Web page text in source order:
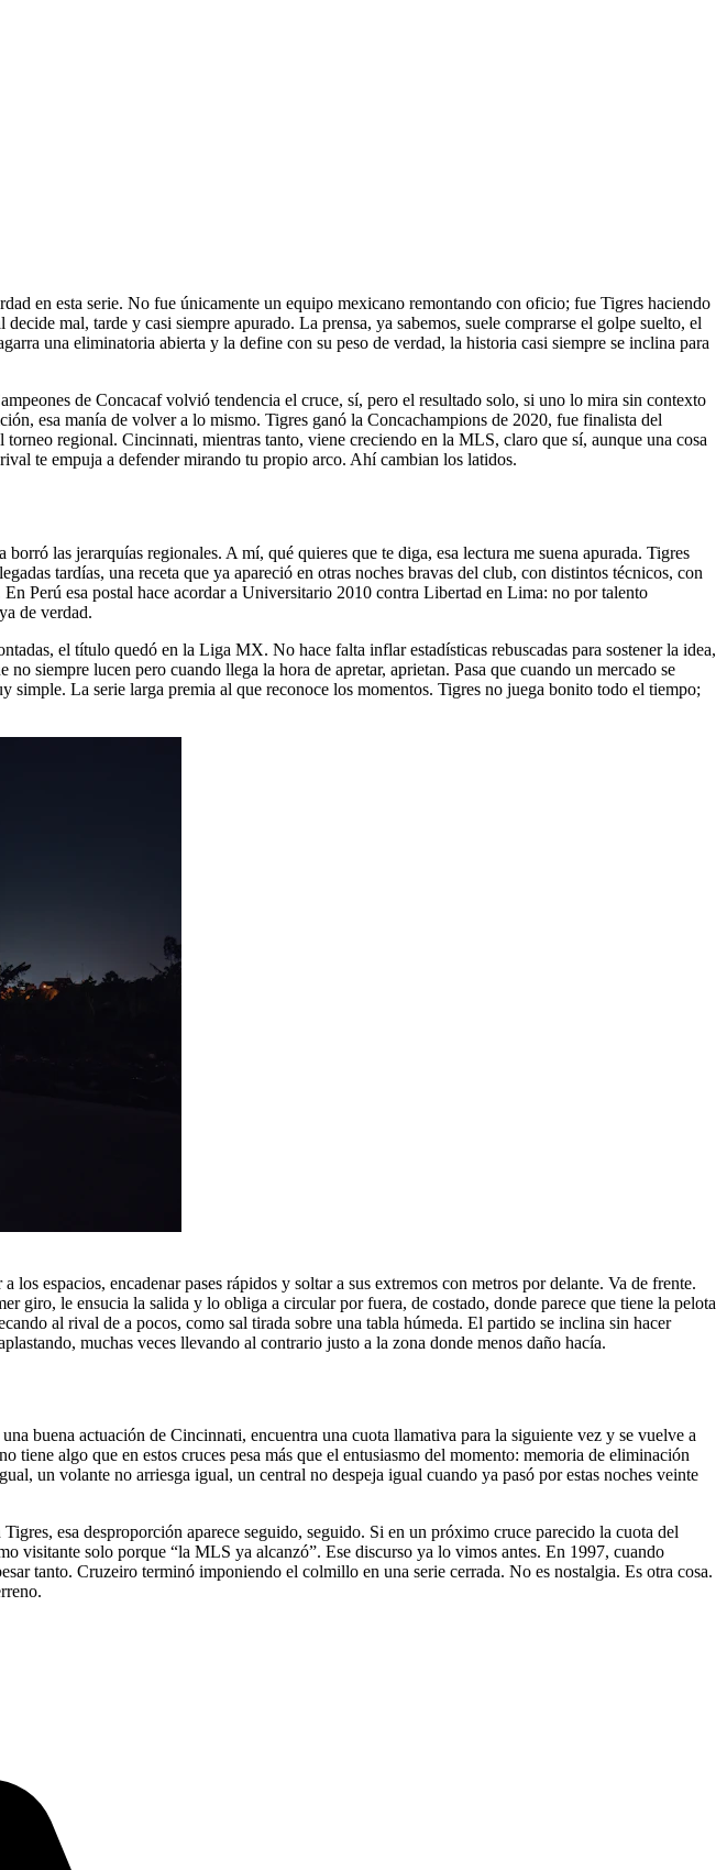
en esta serie. No fue únicamente un equipo mexicano remontando con oficio; fue Tigres haciendo
mal, tarde y casi siempre apurado. La prensa, ya sabemos, suele comprarse el golpe suelto, el
una eliminatoria abierta y la define con su peso de verdad, la historia casi siempre se inclina para
de Concacaf volvió tendencia el cruce, sí, pero el resultado solo, si uno lo mira sin contexto
esa manía de volver a lo mismo. Tigres ganó la Concachampions de 2020, fue finalista del
regional. Cincinnati, mientras tanto, viene creciendo en la MLS, claro que sí, aunque una cosa
te empuja a defender mirando tu propio arco. Ahí cambian los latidos.
las jerarquías regionales. A mí, qué quieres que te diga, esa lectura me suena apurada. Tigres
tardías, una receta que ya apareció en otras noches bravas del club, con distintos técnicos, con
Perú esa postal hace acordar a Universitario 2010 contra Libertad en Lima: no por talento
de verdad.
el título quedó en la Liga MX. No hace falta inflar estadísticas rebuscadas para sostener la idea,
siempre lucen pero cuando llega la hora de apretar, aprietan. Pasa que cuando un mercado se
La serie larga premia al que reconoce los momentos. Tigres no juega bonito todo el tiempo;
espacios, encadenar pases rápidos y soltar a sus extremos con metros por delante. Va de frente.
giro, le ensucia la salida y lo obliga a circular por fuera, de costado, donde parece que tiene la pelota
al rival de a pocos, como sal tirada sobre una tabla húmeda. El partido se inclina sin hacer
muchas veces llevando al contrario justo a la zona donde menos daño hacía.
buena actuación de Cincinnati, encuentra una cuota llamativa para la siguiente vez y se vuelve a
algo que en estos cruces pesa más que el entusiasmo del momento: memoria de eliminación
un volante no arriesga igual, un central no despeja igual cuando ya pasó por estas noches veinte
esa desproporción aparece seguido, seguido. Si en un próximo cruce parecido la cuota del
visitante solo porque “la MLS ya alcanzó”. Ese discurso ya lo vimos antes. En 1997, cuando
tanto. Cruzeiro terminó imponiendo el colmillo en una serie cerrada. No es nostalgia. Es otra cosa.